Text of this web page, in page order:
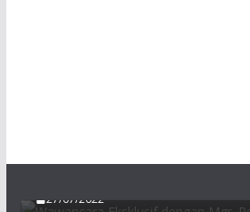
27/07/2022